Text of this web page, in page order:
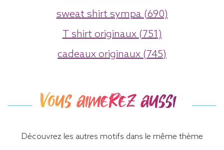
sweat shirt sympa (690)
T shirt originaux (751)
cadeaux originaux (745)
Vous aimerez aussi
Découvrez les autres motifs dans le même thème